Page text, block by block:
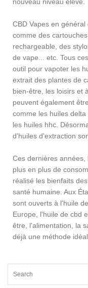
CBD Vapes en
comme des
rechargeable, des
de vape... etc. Tous
outil pour vapoter les
extrait des plantes de
bien-être, les loisirs et
peuvent également
comme les huiles
les huiles hhc.
d'huiles d'extraction
Ces dernières
plus en plus de
réalisé les bienfaits
santé humaine. Aux
sont ouverts à l'huile
Europe, l'huile de cbd
être, l'alimentation, la
déjà une méthode